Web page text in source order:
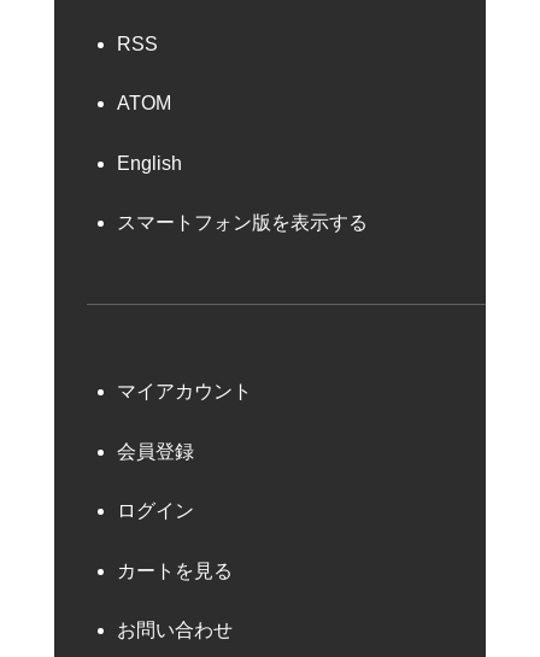
RSS
ATOM
English
スマートフォン版を表示する
マイアカウント
会員登録
ログイン
カートを見る
お問い合わせ